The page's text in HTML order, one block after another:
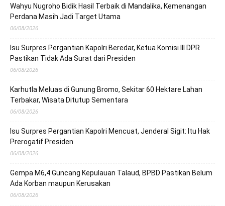
Wahyu Nugroho Bidik Hasil Terbaik di Mandalika, Kemenangan
Perdana Masih Jadi Target Utama
06/08/2026
Isu Surpres Pergantian Kapolri Beredar, Ketua Komisi III DPR
Pastikan Tidak Ada Surat dari Presiden
06/08/2026
Karhutla Meluas di Gunung Bromo, Sekitar 60 Hektare Lahan
Terbakar, Wisata Ditutup Sementara
06/08/2026
Isu Surpres Pergantian Kapolri Mencuat, Jenderal Sigit: Itu Hak
Prerogatif Presiden
06/08/2026
Gempa M6,4 Guncang Kepulauan Talaud, BPBD Pastikan Belum
Ada Korban maupun Kerusakan
06/08/2026